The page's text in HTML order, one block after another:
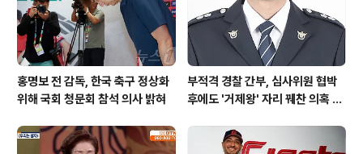
홍명보 전 감독, 한국 축구 정상화
위해 국회 청문회 참석 의사 밝혀
부적격 경찰 간부, 심사위원 협박
후에도 '거제왕' 자리 꿰찬 의혹 진